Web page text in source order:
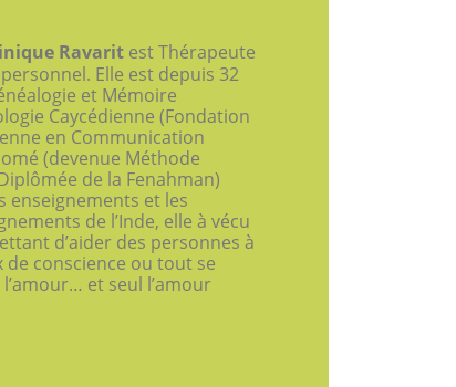
Ravarit est Thérapeute
Elle est depuis 32
et Mémoire
Caycédienne (Fondation
en Communication
(devenue Méthode
de la Fenahman)
enseignements et les
de l’Inde, elle à vécu
d’aider des personnes à
de conscience ou tout se
et seul l’amour